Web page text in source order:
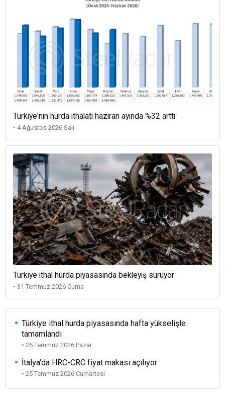
Türkiye'nin hurda ithalatı haziran ayında %32 arttı
• 4 Ağustos 2026 Salı
Türkiye ithal hurda piyasasında bekleyiş sürüyor
• 31 Temmuz 2026 Cuma
Türkiye ithal hurda piyasasında hafta yükselişle
tamamlandı
• 26 Temmuz 2026 Pazar
İtalya'da HRC-CRC fiyat makası açılıyor
• 25 Temmuz 2026 Cumartesi